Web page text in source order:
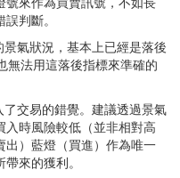
判斷。
氣狀況，基本上已經是落後
無法用這落後指標來準確的
交易的錯覺。建議透過景氣
時風險較低（並非相對高
）藍燈（買進）作為唯一
來的獲利。